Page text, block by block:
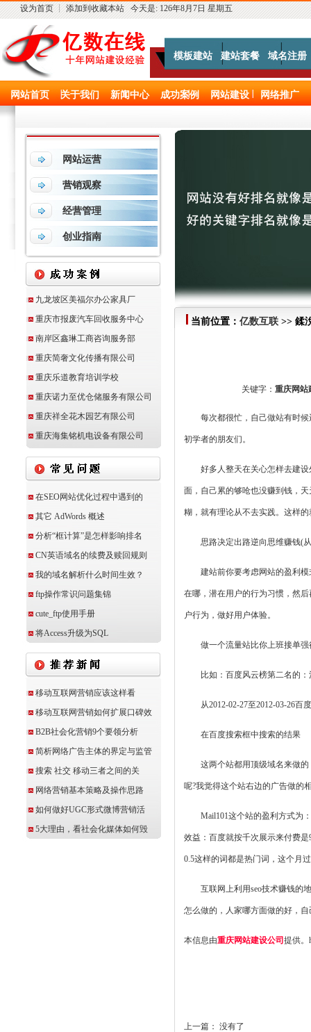
设为首页 ┊ 添加到收藏本站 今天是: 126年8月7日 星期五
模板建站 建站套餐 域名注册
网站首页 关于我们 新闻中心 成功案例 网站建设 网络推广
网站运营
营销观察
经营管理
创业指南
九龙坡区美福尔办公家具厂
重庆市报废汽车回收服务中心
南岸区鑫琳工商咨询服务部
重庆简奢文化传播有限公司
重庆乐道教育培训学校
重庆诺力至优仓储服务有限公司
重庆祥全花木园艺有限公司
重庆海集铭机电设备有限公司
在SEO网站优化过程中遇到的
其它 AdWords 概述
分析“框计算”是怎样影响排名
CN英语域名的续费及赎回规则
我的域名解析什么时间生效？
ftp操作常识问题集锦
cute_ftp使用手册
将Access升级为SQL
移动互联网营销应该这样看
移动互联网营销如何扩展口碑效
B2B社会化营销9个要领分析
简析网络广告主体的界定与监管
搜索 社交 移动三者之间的关
网络营销基本策略及操作思路
如何做好UGC形式微博营销活
5大理由，看社会化媒体如何毁
当前位置： 亿数互联 >> 鍒
关键字： 重庆网站
每次都很忙，自己做站有时候
初学者的朋友们。
好多人整天在关心怎样去建设
面，自己累的够呛也没赚到钱，
糊，就有理论从不去实践。这样的
思路决定出路逆向思维赚钱(从
建站前你要考虑网站的盈利模
在哪，潜在用户的行为习惯，然
户行为，做好用户体验。
做一个流量站比你上班接单强
比如：百度风云榜第二名的：
从2012-02-27至2012-03-26百
在百度搜索框中搜索的结果
这两个站都用顶级域名来做的
呢?我觉得这个站右边的广告做的
Mail101这个站的盈利方式为：
效益：百度就按千次展示来付费是
0.5这样的词都是热门词，这个月
互联网上利用seo技术赚钱的地
怎么做的，人家哪方面做的好，
本信息由重庆网站建设公司 提供。
上一篇： 没有了